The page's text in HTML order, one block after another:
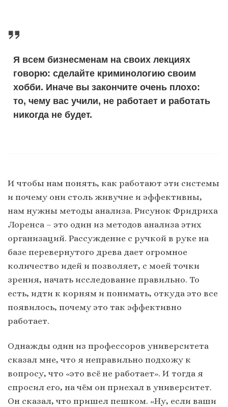
Я всем бизнесменам на своих лекциях
говорю: сделайте криминологию своим
хобби. Иначе вы закончите очень плохо:
то, чему вас учили, не работает и работать
никогда не будет.
И чтобы нам понять, как работают эти системы
и почему они столь живучие и эффективны,
нам нужны методы анализа. Рисунок Фридриха
Лоренса – это один из методов анализа этих
организаций. Рассуждение с ручкой в руке на
базе перевернутого древа дает огромное
количество идей и позволяет, с моей точки
зрения, начать исследование правильно. То
есть, идти к корням и понимать, откуда это все
появилось, почему это так эффективно
работает.
Однажды один из профессоров университета
сказал мне, что я неправильно подхожу к
вопросу, что «это всё не работает». И тогда я
спросил его, на чём он приехал в университет.
Он сказал, что пришел пешком. «Ну, если ваши